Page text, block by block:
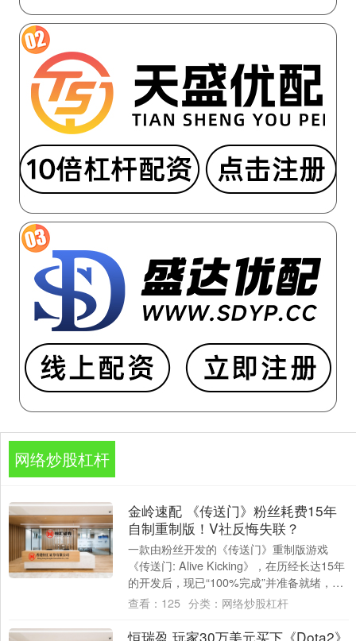
网络炒股杠杆
金岭速配 《传送门》粉丝耗费15年
自制重制版！V社反悔失联？
一款由粉丝开发的《传送门》重制版游戏
《传送门: Alive Kicking》，在历经长达15年
的开发后，现已“100%完成”并准备就绪，却
因Valve突然“失联....
查看： 125 分类： 网络炒股杠杆
恒瑞盈 玩家30万美元买下《Dota2》